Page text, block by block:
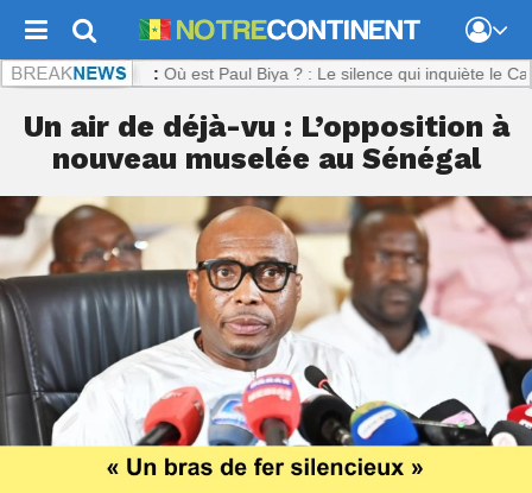
: Où est Paul Biya ? : Le silence qui inquiète le
Un air de déjà-vu : L’opposition à
nouveau muselée au Sénégal